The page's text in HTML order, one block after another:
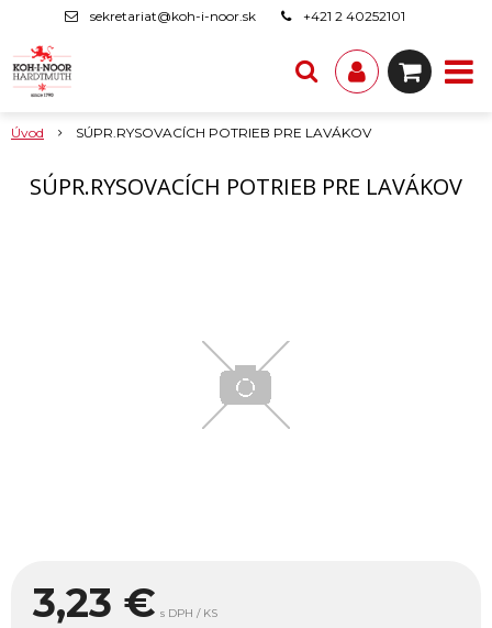
sekretariat@koh-i-noor.sk +421 2 40252101
Úvod SÚPR.RYSOVACÍCH POTRIEB PRE LAVÁKOV
SÚPR.RYSOVACÍCH POTRIEB PRE LAVÁKOV
3,23 € s DPH / KS